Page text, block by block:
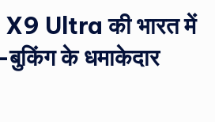
Ultra की भारत में
के धमाकेदार